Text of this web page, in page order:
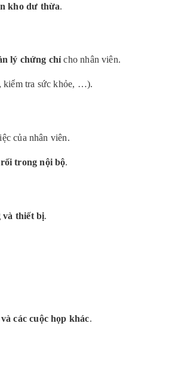
kho dư thừa.
lý chứng chỉ cho nhân viên.
kiểm tra sức khỏe, …).
của nhân viên.
trong nội bộ.
và thiết bị.
các cuộc họp khác.